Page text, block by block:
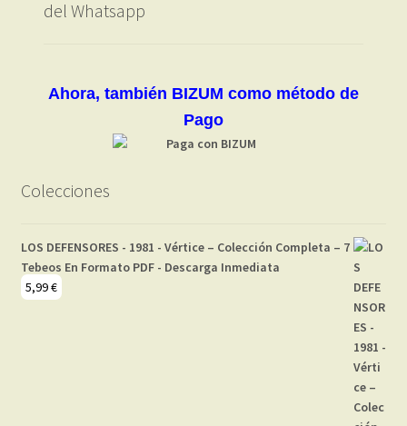
del Whatsapp
Ahora, también BIZUM como método de
Pago
Colecciones
LOS DEFENSORES - 1981 - Vértice – Colección Completa – 7
Tebeos En Formato PDF - Descarga Inmediata
5,99€